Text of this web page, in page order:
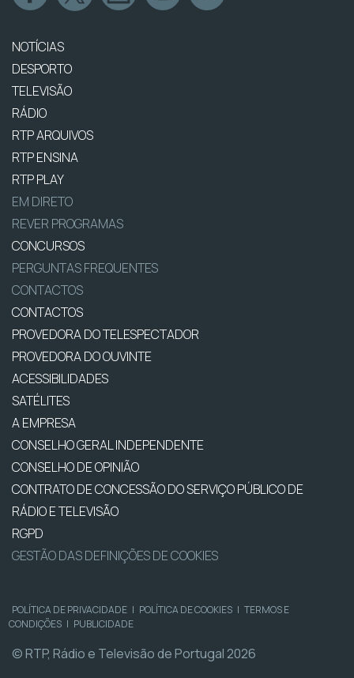
NOTÍCIAS
DESPORTO
TELEVISÃO
RÁDIO
RTP ARQUIVOS
RTP ENSINA
RTP PLAY
EM DIRETO
REVER PROGRAMAS
CONCURSOS
PERGUNTAS FREQUENTES
CONTACTOS
CONTACTOS
PROVEDORA DO TELESPECTADOR
PROVEDORA DO OUVINTE
ACESSIBILIDADES
SATÉLITES
A EMPRESA
CONSELHO GERAL INDEPENDENTE
CONSELHO DE OPINIÃO
CONTRATO DE CONCESSÃO DO SERVIÇO PÚBLICO DE
RÁDIO E TELEVISÃO
RGPD
GESTÃO DAS DEFINIÇÕES DE COOKIES
POLÍTICA DE PRIVACIDADE | POLÍTICA DE COOKIES | TERMOS E
CONDIÇÕES | PUBLICIDADE
© RTP, Rádio e Televisão de Portugal 2026